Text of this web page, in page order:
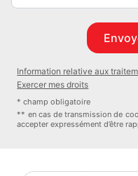
Information relative aux
Exercer mes droits
* champ obligatoire
** en cas de transmission de
accepter expressément d’être